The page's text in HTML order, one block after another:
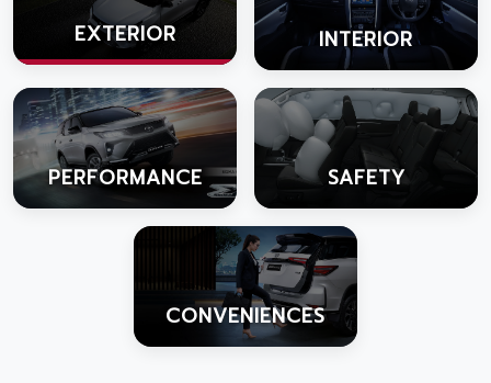
EXTERIOR INTERIOR
PERFORMANCE SAFETY
CONVENIENCES